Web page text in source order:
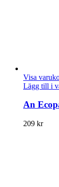
Visa
Lägg till i
An
209 kr